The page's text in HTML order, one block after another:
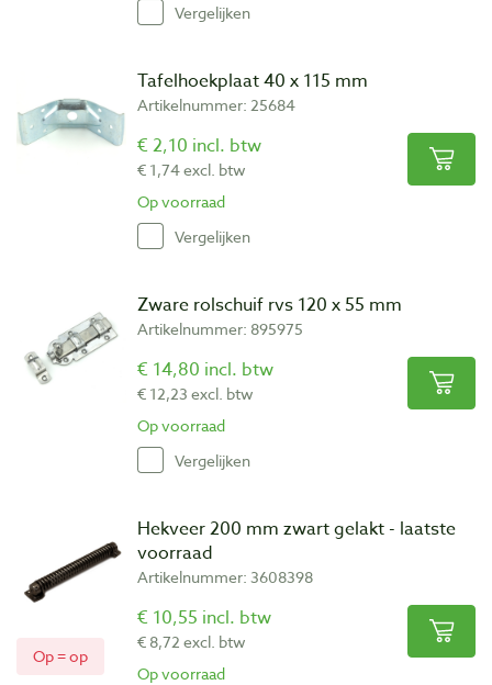
Vergelijken
Tafelhoekplaat 40 x 115 mm
Artikelnummer: 25684
€ 2,10 incl. btw
€ 1,74 excl. btw
Op voorraad
Vergelijken
Zware rolschuif rvs 120 x 55 mm
Artikelnummer: 895975
€ 14,80 incl. btw
€ 12,23 excl. btw
Op voorraad
Vergelijken
Op = op
Hekveer 200 mm zwart gelakt - laatste
voorraad
Artikelnummer: 3608398
€ 10,55 incl. btw
€ 8,72 excl. btw
Op voorraad